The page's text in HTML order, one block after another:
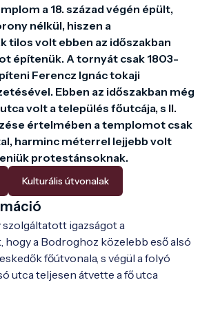
a 18. század végén épült,
nélkül, hiszen a
tilos volt ebben az időszakban
építenük. A tornyát csak 1803-
Ferencz Ignác tokaji
Ebben az időszakban még
volt a település főutcája, s II.
értelmében a templomot csak
harminc méterrel lejjebb volt
protestánsoknak.
Kulturális útvonalak
igazságot a
a Bodroghoz közelebb eső alsó
főútvonala, s végül a folyó
utca teljesen átvette a fő utca